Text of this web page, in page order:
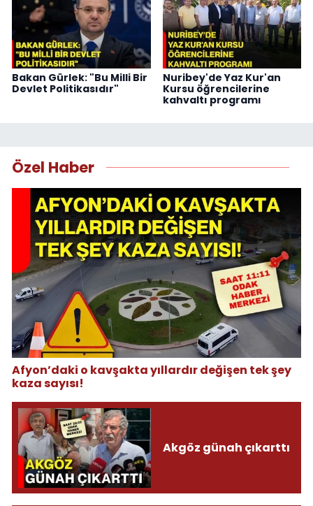
Bakan Gürlek: "Bu Milli Bir
Devlet Politikasıdır"
Nuribey'de Yaz Kur'an
Kursu öğrencilerine
kahvaltı programı
Özel Haber
Afyon’daki o kavşakta yıllardır değişen tek şey
kaza sayısı!
Akgöz günah çıkarttı